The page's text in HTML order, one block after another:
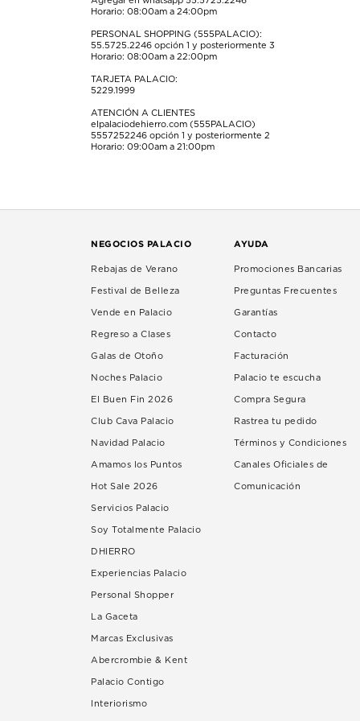
Horario: 08:00am a 24:00pm
PERSONAL SHOPPING (555PALACIO):
55.5725.2246 opción 1 y posteriormente 3
Horario: 08:00am a 22:00pm
TARJETA PALACIO:
5229.1999
ATENCIÓN A CLIENTES
elpalaciodehierro.com (555PALACIO)
5557252246 opción 1 y posteriormente 2
Horario: 09:00am a 21:00pm
NEGOCIOS PALACIO
Rebajas de Verano
Festival de Belleza
Vende en Palacio
Regreso a Clases
Galas de Otoño
Noches Palacio
El Buen Fin 2026
Club Cava Palacio
Navidad Palacio
Amamos los Puntos
Hot Sale 2026
Servicios Palacio
Soy Totalmente Palacio
DHIERRO
Experiencias Palacio
Personal Shopper
La Gaceta
Marcas Exclusivas
Abercrombie & Kent
Palacio Contigo
Interiorismo
AYUDA
Promociones Bancarias
Preguntas Frecuentes
Garantías
Contacto
Facturación
Palacio te escucha
Compra Segura
Rastrea tu pedido
Términos y Condiciones
Canales Oficiales de
Comunicación